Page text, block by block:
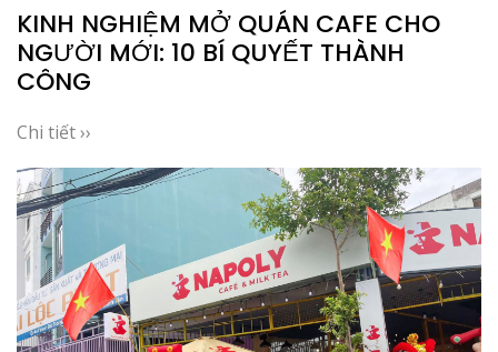
KINH NGHIỆM MỞ QUÁN CAFE CHO
NGƯỜI MỚI: 10 BÍ QUYẾT THÀNH
CÔNG
Chi tiết ››